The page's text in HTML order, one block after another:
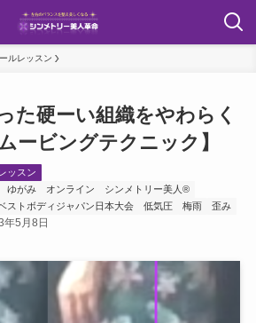
ルレッスン
た硬ーい組織をやわらく
ービングテクニック】
ッスン
ゆがみ オンライン
シンメトリー美人®
ストボディジャパン日本大会 低気圧 梅雨 歪み
年5月8日